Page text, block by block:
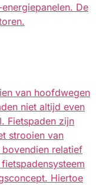
De
van hoofdwegen
niet altijd even
Fietspaden zijn
strooien van
relatief
Hiertoe